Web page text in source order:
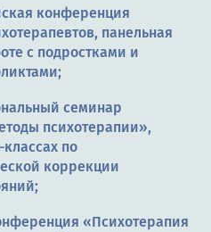
конференция
панельная
с подростками и
семинар
психотерапии»,
по
коррекции
«Психотерапия